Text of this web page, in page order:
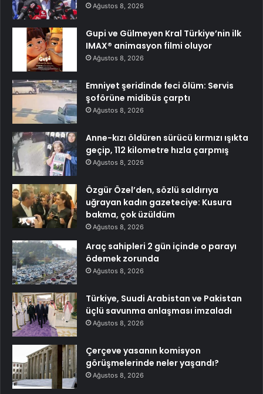
Ağustos 8, 2026
Gupi ve Gülmeyen Kral Türkiye’nin ilk
IMAX® animasyon filmi oluyor
Ağustos 8, 2026
Emniyet şeridinde feci ölüm: Servis
şoförüne midibüs çarptı
Ağustos 8, 2026
Anne-kızı öldüren sürücü kırmızı ışıkta
geçip, 112 kilometre hızla çarpmış
Ağustos 8, 2026
Özgür Özel’den, sözlü saldırıya
uğrayan kadın gazeteciye: Kusura
bakma, çok üzüldüm
Ağustos 8, 2026
Araç sahipleri 2 gün içinde o parayı
ödemek zorunda
Ağustos 8, 2026
Türkiye, Suudi Arabistan ve Pakistan
üçlü savunma anlaşması imzaladı
Ağustos 8, 2026
Çerçeve yasanın komisyon
görüşmelerinde neler yaşandı?
Ağustos 8, 2026